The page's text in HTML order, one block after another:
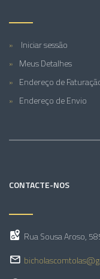
Iniciar sessão
Meus Detalhes
Endereço de
Endereço de Envio
CONTACTE-NOS
Rua Sousa Aroso,